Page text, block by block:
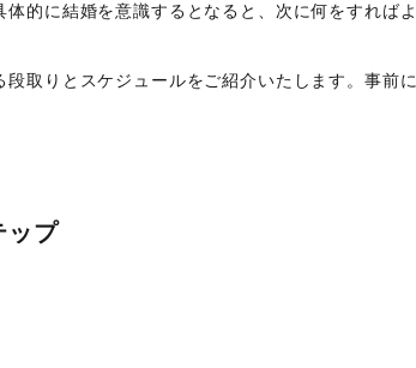
的に結婚を意識するとなると、次に何をすればよ
取りとスケジュールをご紹介いたします。事前に
ップ